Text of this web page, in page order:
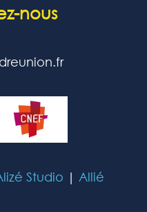
nous
Studio | Allié